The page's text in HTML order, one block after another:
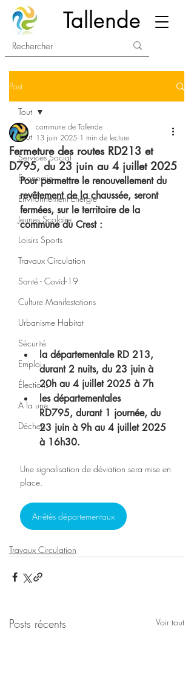
Tallende
Post
Tout
Services Social
Economie
Environnement Energie
Jeunes Scolaire
Loisirs Sports
Travaux Circulation
Santé - Covid-19
Culture Manifestations
Urbanisme Habitat
Sécurité
Emploi
Élections
A la une
Déchets
Tout
Fermeture des routes RD213 et
D795, du 23 juin au 4 juillet 2025
commune de Tallende
13 juin 2025 1 min de lecture
Pour permettre le renouvellement du
revêtement de la chaussée, seront
fermées, sur le territoire de la
commune du Crest :
la départementale RD 213,
durant 2 nuits, du 23 juin à
20h au 4 juillet 2025 à 7h
les départementales
RD795, durant 1 journée, du
23 juin à 9h au 4 juillet 2025
à 16h30.
Une signalisation de déviation sera mise en
place.
Arrêtés départementaux
Travaux Circulation
Posts récents Voir tout